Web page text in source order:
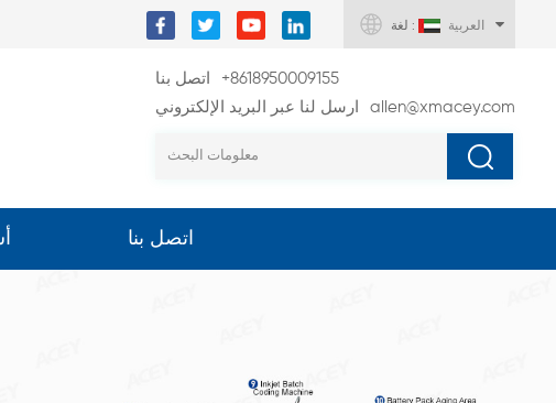
لغة : العربية
اتصل بنا
+8618950009155
ارسل لنا عبر البريد الإلكتروني
allen@xmacey.com
اتصل بنا